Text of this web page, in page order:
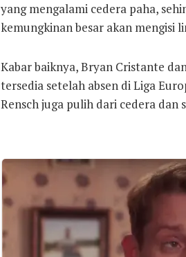
yang mengalami cedera paha,
kemungkinan besar akan mengisi
Kabar baiknya, Bryan Cristante
tersedia setelah absen di Liga
Rensch juga pulih dari cedera dan